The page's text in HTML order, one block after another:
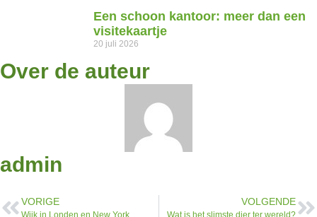
Een schoon kantoor: meer dan een
visitekaartje
20 juli 2026
Over de auteur
admin
VORIGE
Wijk in Londen en New York
VOLGENDE
Wat is het slimste dier ter wereld?